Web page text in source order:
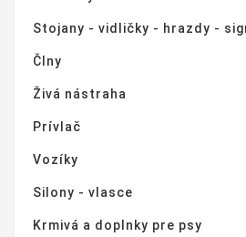
Stojany - vidličky - hrazdy -
Člny
Živá nástraha
Prívlač
Vozíky
Silony - vlasce
Krmivá a doplnky pre psy